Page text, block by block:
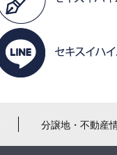
分譲地・不動産